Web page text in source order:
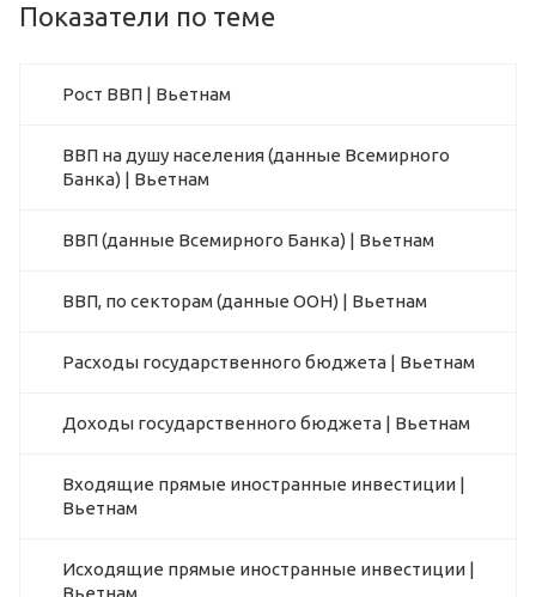
Показатели по теме
Рост ВВП | Вьетнам
ВВП на душу населения (данные Всемирного
Банка) | Вьетнам
ВВП (данные Всемирного Банка) | Вьетнам
ВВП, по секторам (данные ООН) | Вьетнам
Расходы государственного бюджета | Вьетнам
Доходы государственного бюджета | Вьетнам
Входящие прямые иностранные инвестиции |
Вьетнам
Исходящие прямые иностранные инвестиции |